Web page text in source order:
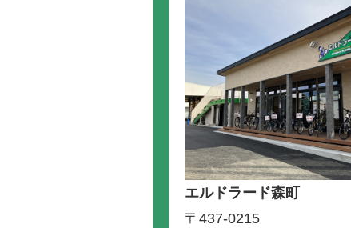
エルドラード森町
〒437-0215